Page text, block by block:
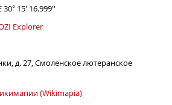
30° 15' 16.999''
Explorer
д. 27, Смоленское лютеранское
(Wikimapia)